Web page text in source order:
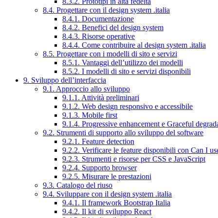
8.4. Progettare con il design system .italia
8.4.1. Documentazione
8.4.2. Benefici del design system
8.4.3. Risorse operative
8.4.4. Come contribuire al design system .italia
8.5. Progettare con i modelli di sito e servizi
8.5.1. Vantaggi dell’utilizzo dei modelli
8.5.2. I modelli di sito e servizi disponibili
9. Sviluppo dell’interfaccia
9.1. Approccio allo sviluppo
9.1.1. Attività preliminari
9.1.2. Web design responsivo e accessibile
9.1.3. Mobile first
9.1.4. Progressive enhancement e Graceful
9.2. Strumenti di supporto allo sviluppo del software
9.2.1. Feature detection
9.2.2. Verificare le feature disponibili con Can I
9.2.3. Strumenti e risorse per CSS e JavaScript
9.2.4. Supporto browser
9.2.5. Misurare le prestazioni
9.3. Catalogo del riuso
9.4. Sviluppare con il design system .italia
9.4.1. Il framework Bootstrap Italia
9.4.2. Il kit di sviluppo React